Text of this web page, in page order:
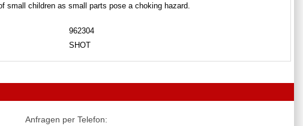
small children as small parts pose a choking hazard.
962304
SHOT
Anfragen per Telefon: